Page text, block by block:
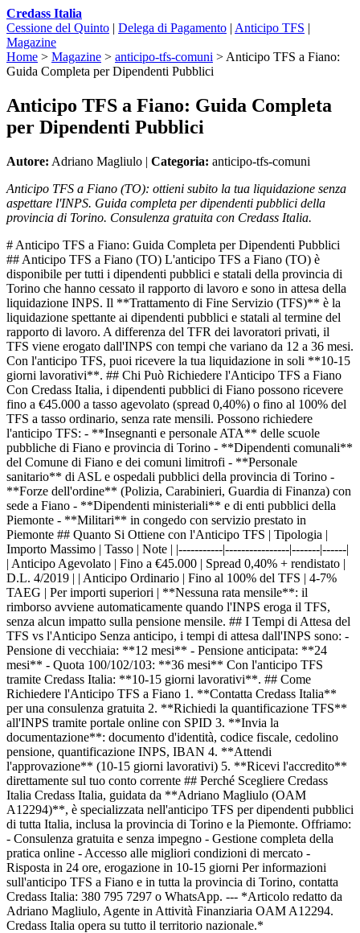
Credass Italia
Cessione del Quinto | Delega di Pagamento | Anticipo TFS |
Magazine
Home > Magazine > anticipo-tfs-comuni > Anticipo TFS a Fiano:
Guida Completa per Dipendenti Pubblici
Anticipo TFS a Fiano: Guida Completa
per Dipendenti Pubblici
Autore: Adriano Magliulo | Categoria: anticipo-tfs-comuni
Anticipo TFS a Fiano (TO): ottieni subito la tua liquidazione senza
aspettare l'INPS. Guida completa per dipendenti pubblici della
provincia di Torino. Consulenza gratuita con Credass Italia.
# Anticipo TFS a Fiano: Guida Completa per Dipendenti Pubblici
## Anticipo TFS a Fiano (TO) L'anticipo TFS a Fiano (TO) è
disponibile per tutti i dipendenti pubblici e statali della provincia di
Torino che hanno cessato il rapporto di lavoro e sono in attesa della
liquidazione INPS. Il **Trattamento di Fine Servizio (TFS)** è la
liquidazione spettante ai dipendenti pubblici e statali al termine del
rapporto di lavoro. A differenza del TFR dei lavoratori privati, il
TFS viene erogato dall'INPS con tempi che variano da 12 a 36 mesi.
Con l'anticipo TFS, puoi ricevere la tua liquidazione in soli **10-15
giorni lavorativi**. ## Chi Può Richiedere l'Anticipo TFS a Fiano
Con Credass Italia, i dipendenti pubblici di Fiano possono ricevere
fino a €45.000 a tasso agevolato (spread 0,40%) o fino al 100% del
TFS a tasso ordinario, senza rate mensili. Possono richiedere
l'anticipo TFS: - **Insegnanti e personale ATA** delle scuole
pubbliche di Fiano e provincia di Torino - **Dipendenti comunali**
del Comune di Fiano e dei comuni limitrofi - **Personale
sanitario** di ASL e ospedali pubblici della provincia di Torino -
**Forze dell'ordine** (Polizia, Carabinieri, Guardia di Finanza) con
sede a Fiano - **Dipendenti ministeriali** e di enti pubblici della
Piemonte - **Militari** in congedo con servizio prestato in
Piemonte ## Quanto Si Ottiene con l'Anticipo TFS | Tipologia |
Importo Massimo | Tasso | Note | |-----------|----------------|-------|------|
| Anticipo Agevolato | Fino a €45.000 | Spread 0,40% + rendistato |
D.L. 4/2019 | | Anticipo Ordinario | Fino al 100% del TFS | 4-7%
TAEG | Per importi superiori | **Nessuna rata mensile**: il
rimborso avviene automaticamente quando l'INPS eroga il TFS,
senza alcun impatto sulla pensione mensile. ## I Tempi di Attesa del
TFS vs l'Anticipo Senza anticipo, i tempi di attesa dall'INPS sono: -
Pensione di vecchiaia: **12 mesi** - Pensione anticipata: **24
mesi** - Quota 100/102/103: **36 mesi** Con l'anticipo TFS
tramite Credass Italia: **10-15 giorni lavorativi**. ## Come
Richiedere l'Anticipo TFS a Fiano 1. **Contatta Credass Italia**
per una consulenza gratuita 2. **Richiedi la quantificazione TFS**
all'INPS tramite portale online con SPID 3. **Invia la
documentazione**: documento d'identità, codice fiscale, cedolino
pensione, quantificazione INPS, IBAN 4. **Attendi
l'approvazione** (10-15 giorni lavorativi) 5. **Ricevi l'accredito**
direttamente sul tuo conto corrente ## Perché Scegliere Credass
Italia Credass Italia, guidata da **Adriano Magliulo (OAM
A12294)**, è specializzata nell'anticipo TFS per dipendenti pubblici
di tutta Italia, inclusa la provincia di Torino e la Piemonte. Offriamo:
- Consulenza gratuita e senza impegno - Gestione completa della
pratica online - Accesso alle migliori condizioni di mercato -
Risposta in 24 ore, erogazione in 10-15 giorni Per informazioni
sull'anticipo TFS a Fiano e in tutta la provincia di Torino, contatta
Credass Italia: 380 795 7297 o WhatsApp. --- *Articolo redatto da
Adriano Magliulo, Agente in Attività Finanziaria OAM A12294.
Credass Italia opera su tutto il territorio nazionale.*